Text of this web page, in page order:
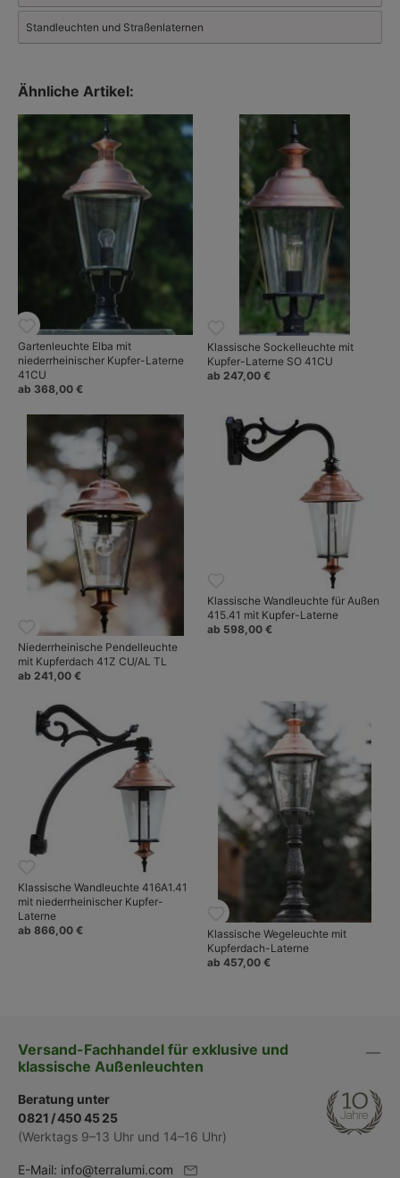
die historischen Zylinderglaslaternen und die Stableuchten im
Art déco-Stil.
Mehr über Schlesische Laternen: Klassische Gussmasten und
Standleuchten und Straßenlaternen
Ähnliche Artikel:
Gartenleuchte Elba mit
niederrheinischer Kupfer-Laterne
41CU
ab 368,00 €
Klassische Sockelleuchte mit
Kupfer-Laterne SO 41CU
ab 247,00 €
Niederrheinische Pendelleuchte
mit Kupferdach 41Z CU/AL TL
ab 241,00 €
Klassische Wandleuchte für Außen
415.41 mit Kupfer-Laterne
ab 598,00 €
Klassische Wandleuchte 416A1.41
mit niederrheinischer Kupfer-
Laterne
ab 866,00 €
Klassische Wegeleuchte mit
Kupferdach-Laterne
ab 457,00 €
Versand-Fachhandel für exklusive und
klassische Außenleuchten
Beratung unter
0821 / 450 45 25
(Werktags 9–13 Uhr und 14–16 Uhr)
E-Mail: info@terralumi.com